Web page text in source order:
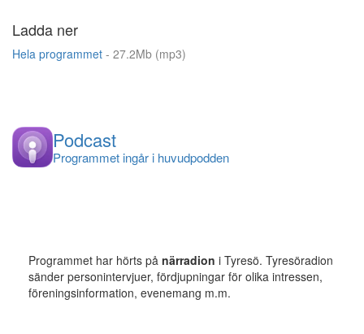
Ladda ner
Hela programmet - 27.2Mb (mp3)
Podcast
Programmet ingår i huvudpodden
Programmet har hörts på närradion i Tyresö. Tyresöradion
sänder personintervjuer, fördjupningar för olika intressen,
föreningsinformation, evenemang m.m.